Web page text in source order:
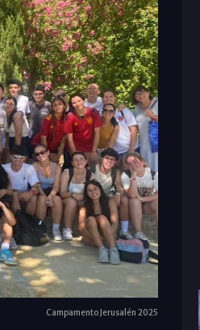
Campamento Jerusalén 2025